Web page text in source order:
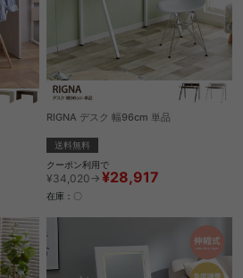
RIGNA デスク 幅96cm 単品
送料無料
クーポン利用で
¥34,020→ ¥28,917
在庫：〇